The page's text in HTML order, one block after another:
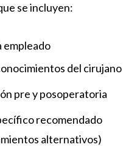
se incluyen:
empleado
del cirujano
pre y posoperatoria
recomendado
alternativos)